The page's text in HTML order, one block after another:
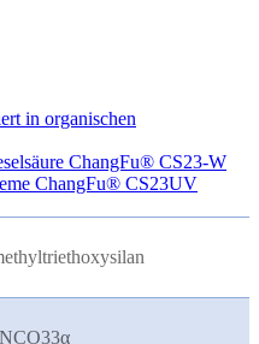
in organischen
ChangFu® CS23-W
ChangFu® CS23UV
α